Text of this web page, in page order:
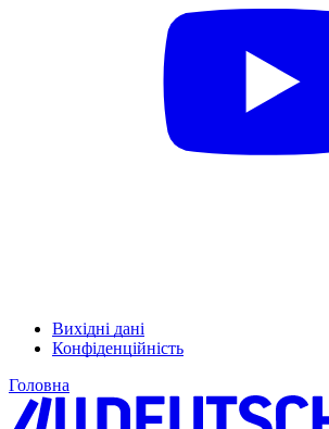
Вихідні дані
Конфіденційність
Головна